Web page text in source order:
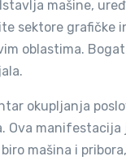
mašine,
sektore grafičke
oblastima.
okupljanja
Ova
mašina i